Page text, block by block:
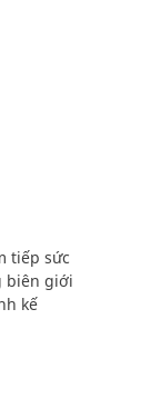
tiếp sức
biên giới
kế